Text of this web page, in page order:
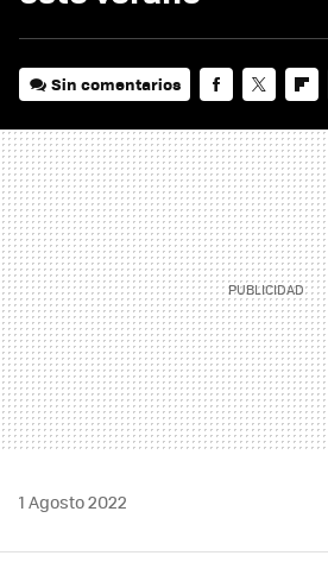
Sin comentarios
1 Agosto 2022